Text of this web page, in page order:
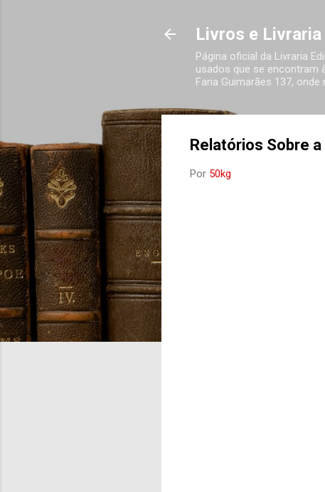
Livros e
Página oficial da Livraria
usados que se encontram
Faria Guimarães 137,
Relatórios Sobre
Por 50kg